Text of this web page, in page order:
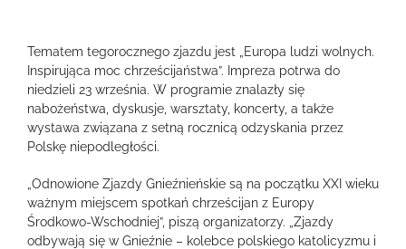
Tematem tegorocznego zjazdu jest „Europa ludzi wolnych.
Inspirująca moc chrześcijaństwa”. Impreza potrwa do
niedzieli 23 września. W programie znalazły się
nabożeństwa, dyskusje, warsztaty, koncerty, a także
wystawa związana z setną rocznicą odzyskania przez
Polskę niepodległości.
„Odnowione Zjazdy Gnieźnieńskie są na początku XXI wieku
ważnym miejscem spotkań chrześcijan z Europy
Środkowo-Wschodniej”, piszą organizatorzy. „Zjazdy
odbywają się w Gnieźnie – kolebce polskiego katolicyzmu i